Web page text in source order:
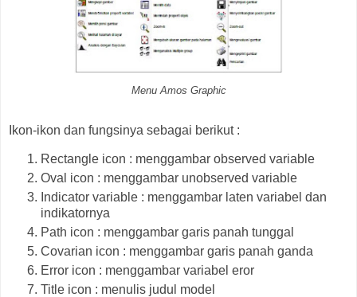
Menu Amos Graphic
Ikon-ikon dan fungsinya sebagai berikut :
Rectangle icon : menggambar observed variable
Oval icon : menggambar unobserved variable
Indicator variable : menggambar laten variabel dan
indikatornya
Path icon : menggambar garis panah tunggal
Covarian icon : menggambar garis panah ganda
Error icon : menggambar variabel eror
Title icon : menulis judul model